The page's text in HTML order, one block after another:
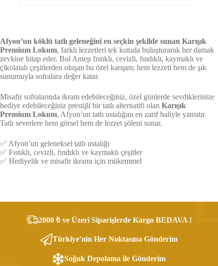
Afyon’un köklü tatlı geleneğini en seçkin şekilde sunan Karışık
Premium Lokum, farklı lezzetleri tek kutuda buluşturarak her damak
zevkine hitap eder. Bol Antep fıstıklı, cevizli, fındıklı, kaymaklı ve
çikolatalı çeşitlerden oluşan bu özel karışım; hem lezzeti hem de şık
sunumuyla sofralara değer katar.
Misafir sofralarında ikram edebileceğiniz, özel günlerde sevdiklerinize
hediye edebileceğiniz prestijli bir tatlı alternatifi olan Karışık
Premium Lokum, Afyon’un tatlı ustalığını en zarif haliyle yansıtır.
Tatlı severlere hem görsel hem de lezzet şöleni sunar.
✅ Afyon’un geleneksel tatlı ustalığı
✅ Fıstıklı, cevizli, fındıklı ve kaymaklı çeşitler
✅ Hediyelik ve misafir ikramı için mükemmel
2000 ₺ ve Üzeri Siparişlerde Kargo BEDAVA !
Türkiye'nin Her Noktasına Gönderim
Soğuk Depolama ile Gönderim